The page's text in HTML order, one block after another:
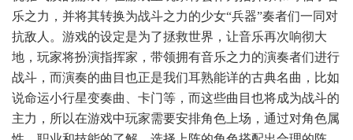
乐之力，并将其转换为战斗之力的少女“兵器”奏者们一同对
抗敌人。游戏的设定是为了拯救世界，让音乐再次响彻大
地，玩家将扮演指挥家，带领拥有音乐之力的演奏者们进行
战斗，而演奏的曲目也正是我们耳熟能详的古典名曲，比如
说命运小行星变奏曲、卡门等，而这些曲目也将成为战斗的
主力，所以在游戏中玩家需要安排角色上场，通过对角色属